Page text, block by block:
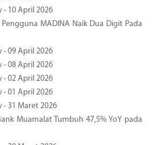
- 10 April 2026
MADINA Naik Dua Digit Pada
- 09 April 2026
- 08 April 2026
- 02 April 2026
- 01 April 2026
31 Maret 2026
Muamalat Tumbuh 47,5% YoY pada